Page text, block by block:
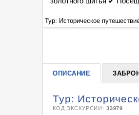
Тур: Историческое
ОПИСАНИЕ
Тур:
КОД ЭКСКУРСИИ: 33979